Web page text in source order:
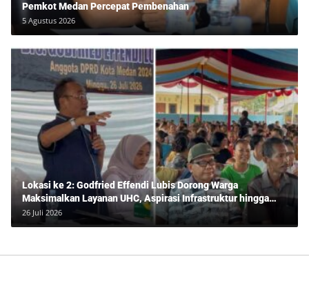
Pemkot Medan Percepat Pembenahan
5 Agustus 2026
Lokasi ke 2: Godfried Effendi Lubis Dorong Warga
Maksimalkan Layanan UHC, Aspirasi Infrastruktur hingga
Pendidikan Mengemuka dalam Reses Medan Amplas
26 Juli 2026